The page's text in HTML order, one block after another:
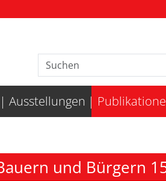
Ausstellungen
und Bürgern